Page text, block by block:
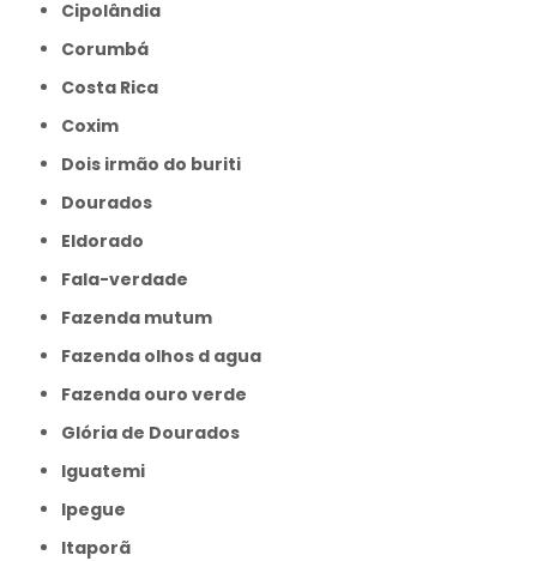
Cipolândia
Corumbá
Costa Rica
Coxim
Dois irmão do buriti
Dourados
Eldorado
Fala-verdade
Fazenda mutum
Fazenda olhos d agua
Fazenda ouro verde
Glória de Dourados
Iguatemi
Ipegue
Itaporã